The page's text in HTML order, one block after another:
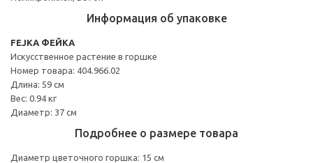
Информация об упаковке
FEJKA ФЕЙКА
Искусственное растение в горшке
Номер товара: 404.966.02
Длина: 59 см
Вес: 0.94 кг
Диаметр: 37 см
Подробнее о размере товара
Диаметр цветочного горшка: 15 см